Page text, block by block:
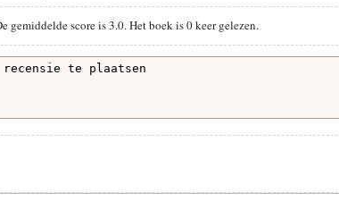
gemiddelde score is3.0. Het boek is0keer gelezen.